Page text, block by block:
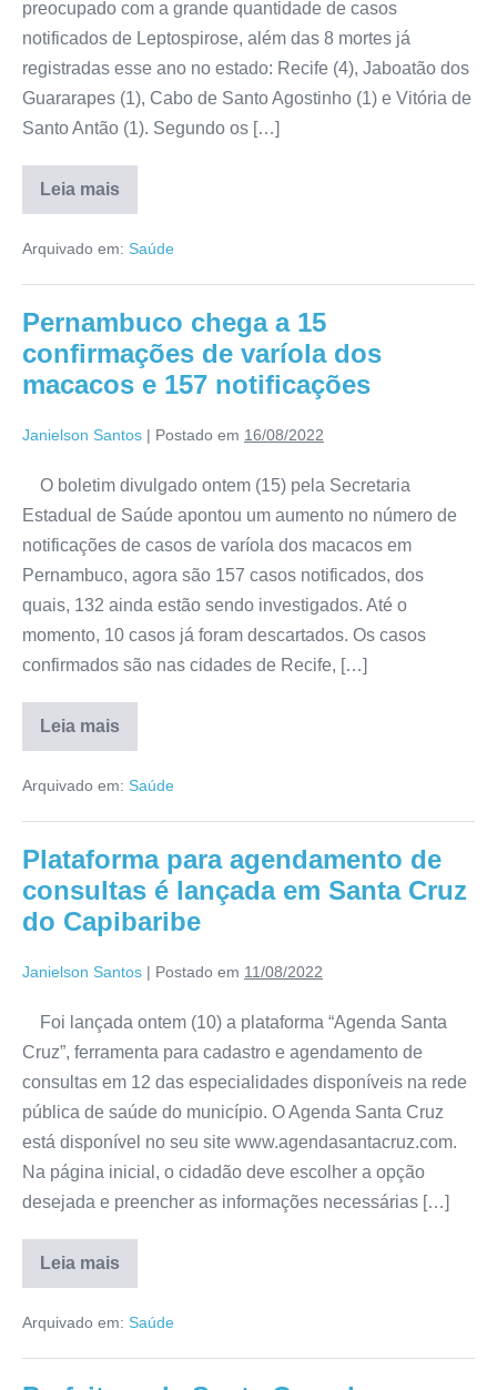
preocupado com a grande quantidade de casos
notificados de Leptospirose, além das 8 mortes já
registradas esse ano no estado: Recife (4), Jaboatão dos
Guararapes (1), Cabo de Santo Agostinho (1) e Vitória de
Santo Antão (1). Segundo os […]
Leia mais
Arquivado em: Saúde
Pernambuco chega a 15
confirmações de varíola dos
macacos e 157 notificações
Janielson Santos | Postado em 16/08/2022
O boletim divulgado ontem (15) pela Secretaria
Estadual de Saúde apontou um aumento no número de
notificações de casos de varíola dos macacos em
Pernambuco, agora são 157 casos notificados, dos
quais, 132 ainda estão sendo investigados. Até o
momento, 10 casos já foram descartados. Os casos
confirmados são nas cidades de Recife, […]
Leia mais
Arquivado em: Saúde
Plataforma para agendamento de
consultas é lançada em Santa Cruz
do Capibaribe
Janielson Santos | Postado em 11/08/2022
Foi lançada ontem (10) a plataforma “Agenda Santa
Cruz”, ferramenta para cadastro e agendamento de
consultas em 12 das especialidades disponíveis na rede
pública de saúde do município. O Agenda Santa Cruz
está disponível no seu site www.agendasantacruz.com.
Na página inicial, o cidadão deve escolher a opção
desejada e preencher as informações necessárias […]
Leia mais
Arquivado em: Saúde